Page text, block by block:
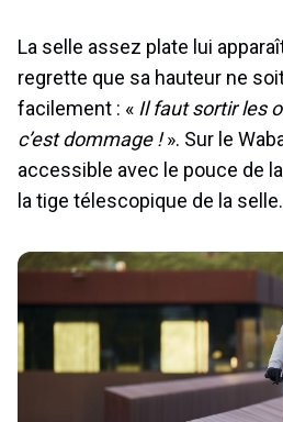
La selle assez plate lui
regrette que sa hauteur ne
facilement : « Il faut sortir les
c’est dommage !». Sur le
accessible avec le pouce de
la tige télescopique de la selle.